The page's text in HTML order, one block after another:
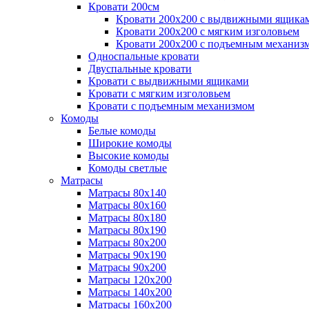
Кровати 200см
Кровати 200х200 с выдвижными
Кровати 200х200 с мягким изголовьем
Кровати 200х200 с подъемным
Односпальные кровати
Двуспальные кровати
Кровати с выдвижными ящиками
Кровати с мягким изголовьем
Кровати с подъемным механизмом
Комоды
Белые комоды
Широкие комоды
Высокие комоды
Комоды светлые
Матрасы
Матрасы 80х140
Матрасы 80х160
Матрасы 80х180
Матрасы 80х190
Матрасы 80х200
Матрасы 90х190
Матрасы 90х200
Матрасы 120х200
Матрасы 140х200
Матрасы 160х200